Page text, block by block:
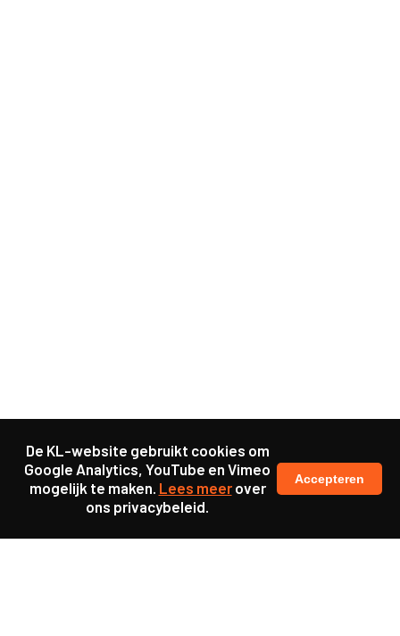
De KL-website gebruikt cookies om
Google Analytics, YouTube en Vimeo
mogelijk te maken. Lees meerover
ons privacybeleid.
Accepteren